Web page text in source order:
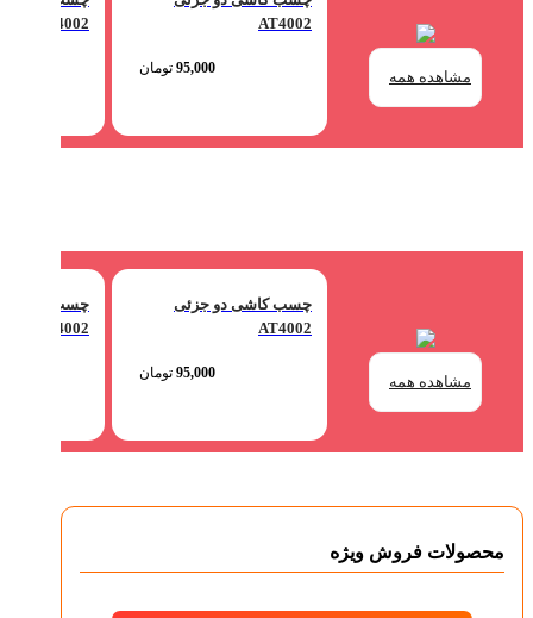
مشاهده همه
AT4002
95,000 تومان
AT4002
مشاهده همه
چسب کاشی دو جزئی
AT4002
95,000 تومان
چسب کاشی
AT4002
محصولات فروش ویژه